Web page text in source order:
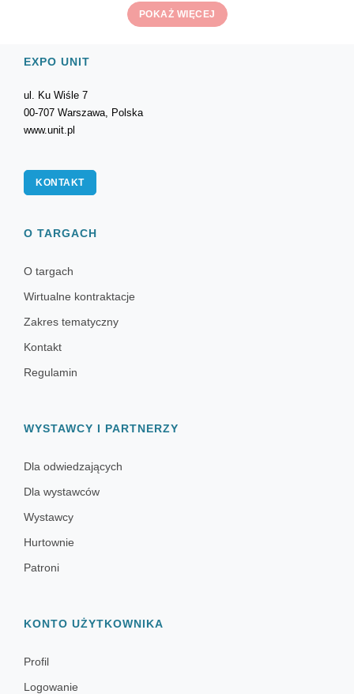
POKAŻ WIĘCEJ
EXPO UNIT
ul. Ku Wiśle 7
00-707 Warszawa, Polska
www.unit.pl
KONTAKT
O TARGACH
O targach
Wirtualne kontraktacje
Zakres tematyczny
Kontakt
Regulamin
WYSTAWCY I PARTNERZY
Dla odwiedzających
Dla wystawców
Wystawcy
Hurtownie
Patroni
KONTO UŻYTKOWNIKA
Profil
Logowanie